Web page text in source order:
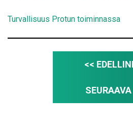
Turvallisuus Protun toiminnassa
<<
SEURAAVA